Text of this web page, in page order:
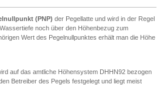
(PNP) der Pegellatte und wird in der Regel
noch über den Höhenbezug zum
Wert des Pegelnullpunktes erhält man die Höhe
auf das amtliche Höhensystem DHHN92 bezogen
Betreiber des Pegels festgelegt und liegt meist